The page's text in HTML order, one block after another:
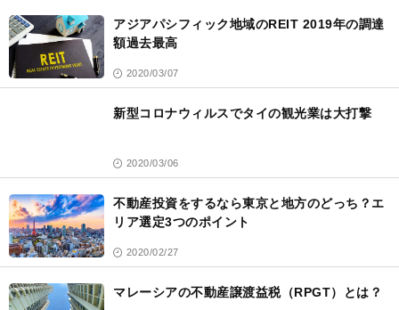
アジアパシフィック地域のREIT 2019年の調達
額過去最高
2020/03/07
新型コロナウィルスでタイの観光業は大打撃
2020/03/06
不動産投資をするなら東京と地方のどっち？エ
リア選定3つのポイント
2020/02/27
マレーシアの不動産譲渡益税（RPGT）とは？